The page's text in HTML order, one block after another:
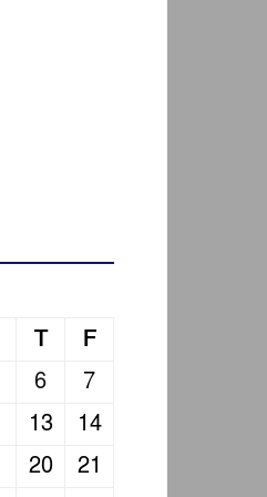
T
F
6
7
13
14
20
21